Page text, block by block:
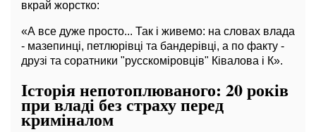
вкрай жорстко:
«А все дуже просто... Так і живемо: на словах влада
- мазепинці, петлюрівці та бандерівці, а по факту -
друзі та соратники "русскоміровців" Ківалова і К».
Історія непотоплюваного: 20 років
при владі без страху перед
криміналом